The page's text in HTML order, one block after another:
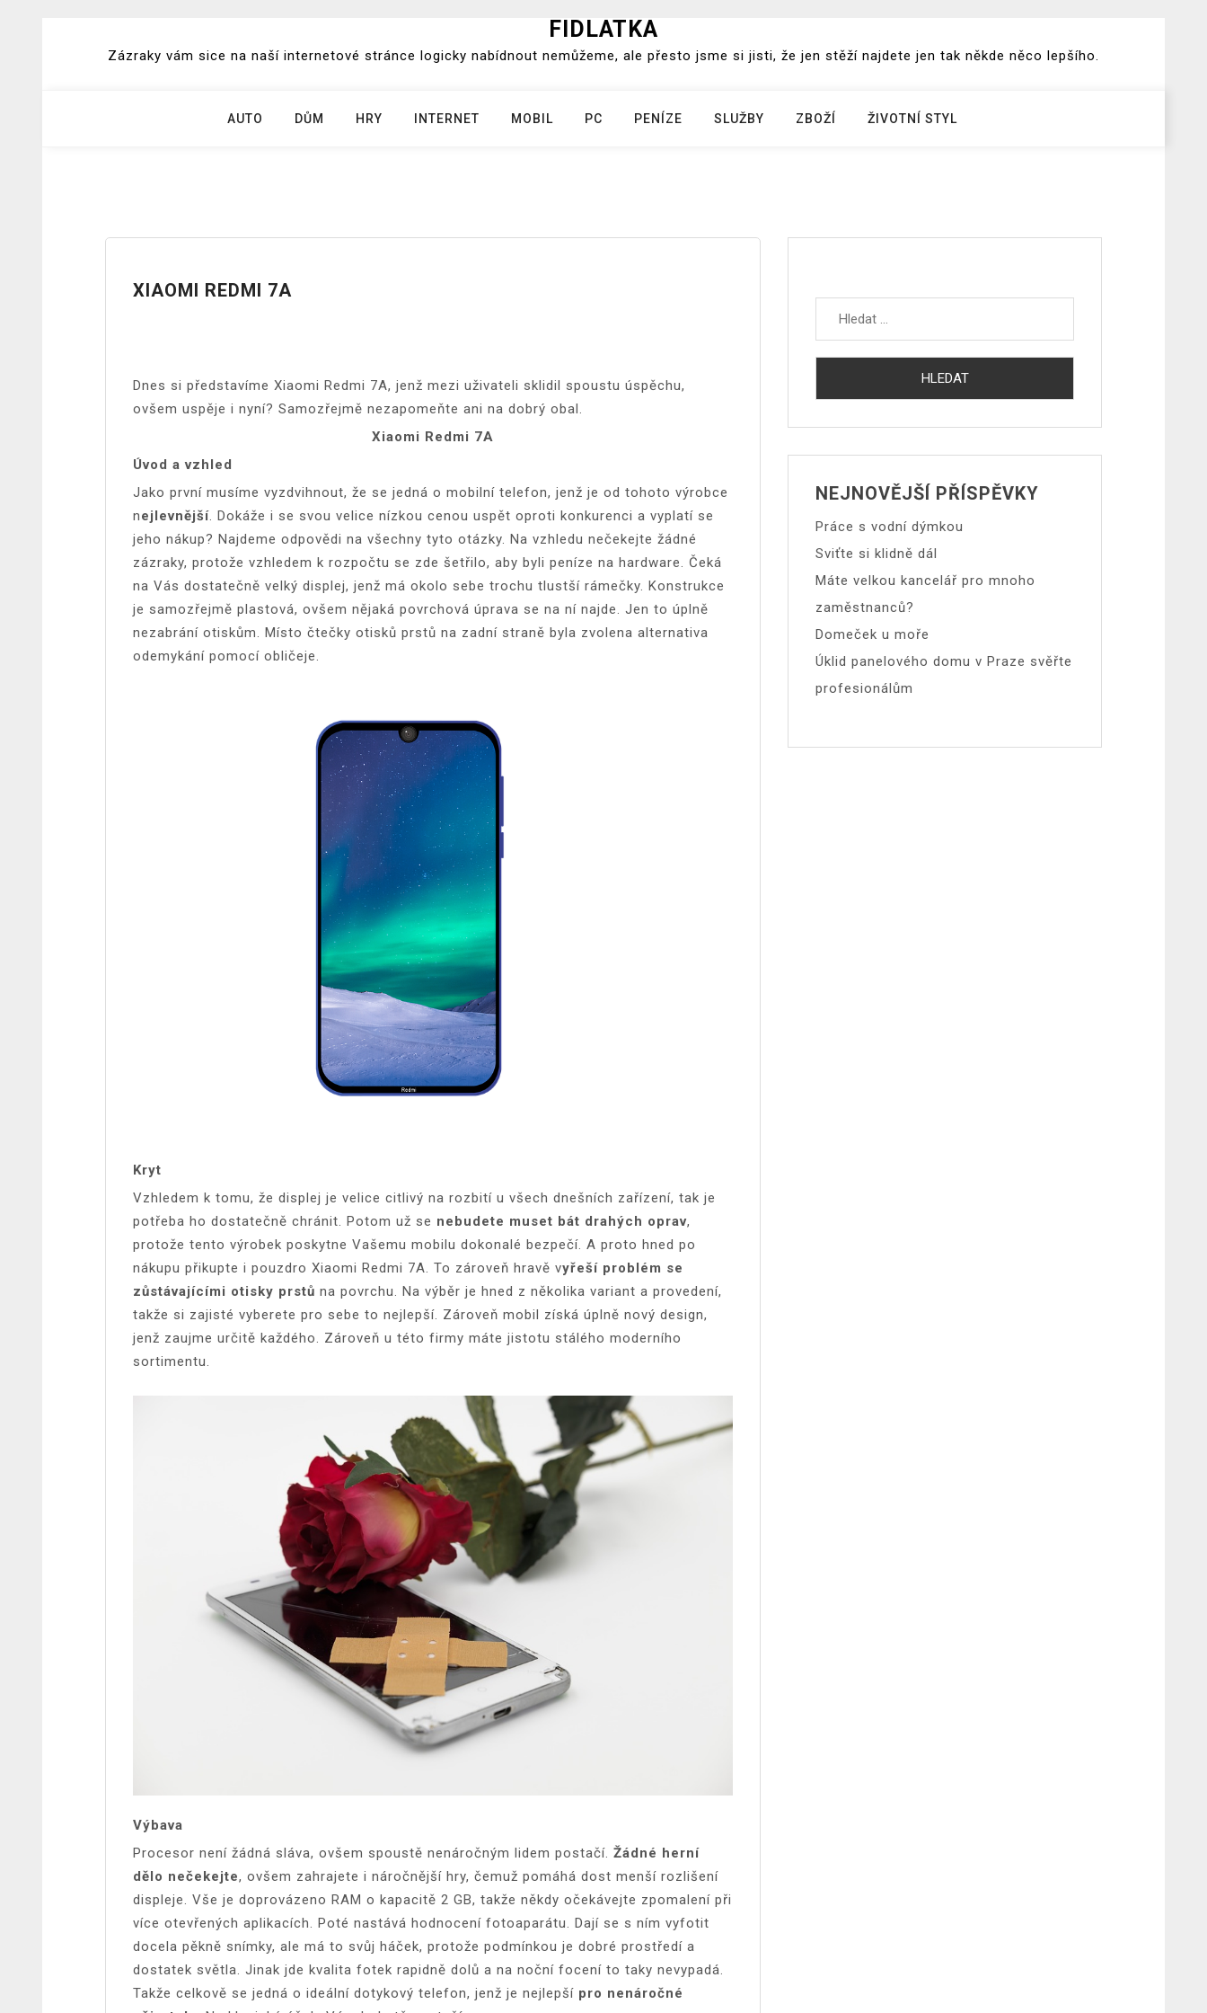
FIDLATKA
Zázraky vám sice na naší internetové stránce logicky nabídnout nemůžeme, ale přesto jsme si jisti, že jen stěží najdete jen tak někde něco lepšího.
AUTO DŮM HRY INTERNET MOBIL PC PENÍZE SLUŽBY ZBOŽÍ ŽIVOTNÍ STYL
XIAOMI REDMI 7A
Dnes si představíme Xiaomi Redmi 7A, jenž mezi uživateli sklidil spoustu úspěchu,
ovšem uspěje i nyní? Samozřejmě nezapomeňte ani na dobrý obal.
Xiaomi Redmi 7A
Úvod a vzhled
Jako první musíme vyzdvihnout, že se jedná o mobilní telefon, jenž je od tohoto výrobce
nejlevnější . Dokáže i se svou velice nízkou cenou uspět oproti konkurenci a vyplatí se
jeho nákup? Najdeme odpovědi na všechny tyto otázky. Na vzhledu nečekejte žádné
zázraky, protože vzhledem k rozpočtu se zde šetřilo, aby byli peníze na hardware. Čeká
na Vás dostatečně velký displej, jenž má okolo sebe trochu tlustší rámečky. Konstrukce
je samozřejmě plastová, ovšem nějaká povrchová úprava se na ní najde. Jen to úplně
nezabrání otiskům. Místo čtečky otisků prstů na zadní straně byla zvolena alternativa
odemykání pomocí obličeje.
Kryt
Vzhledem k tomu, že displej je velice citlivý na rozbití u všech dnešních zařízení, tak je
potřeba ho dostatečně chránit. Potom už se nebudete muset bát drahých oprav,
protože tento výrobek poskytne Vašemu mobilu dokonalé bezpečí. A proto hned po
nákupu přikupte i pouzdro Xiaomi Redmi 7A . To zároveň hravě vyřeší problém se
zůstávajícími otisky prstů na povrchu. Na výběr je hned z několika variant a provedení,
takže si zajisté vyberete pro sebe to nejlepší. Zároveň mobil získá úplně nový design,
jenž zaujme určitě každého. Zároveň u této firmy máte jistotu stálého moderního
sortimentu.
Výbava
Procesor není žádná sláva, ovšem spoustě nenáročným lidem postačí. Žádné herní
dělo nečekejte, ovšem zahrajete i náročnější hry, čemuž pomáhá dost menší rozlišení
displeje. Vše je doprovázeno RAM o kapacitě 2 GB, takže někdy očekávejte zpomalení při
více otevřených aplikacích. Poté nastává hodnocení fotoaparátu. Dají se s ním vyfotit
docela pěkně snímky, ale má to svůj háček, protože podmínkou je dobré prostředí a
dostatek světla. Jinak jde kvalita fotek rapidně dolů a na noční focení to taky nevypadá.
Takže celkově se jedná o ideální dotykový telefon, jenž je nejlepší pro nenáročné
NEJNOVĚJŠÍ PŘÍSPĚVKY
Práce s vodní dýmkou
Sviťte si klidně dál
Máte velkou kancelář pro mnoho
zaměstnanců?
Domeček u moře
Úklid panelového domu v Praze svěřte
profesionálům